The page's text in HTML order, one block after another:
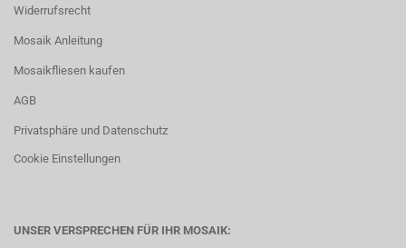
Widerrufsrecht
Mosaik Anleitung
Mosaikfliesen kaufen
AGB
Privatsphäre und Datenschutz
Cookie Einstellungen
UNSER VERSPRECHEN FÜR IHR MOSAIK: